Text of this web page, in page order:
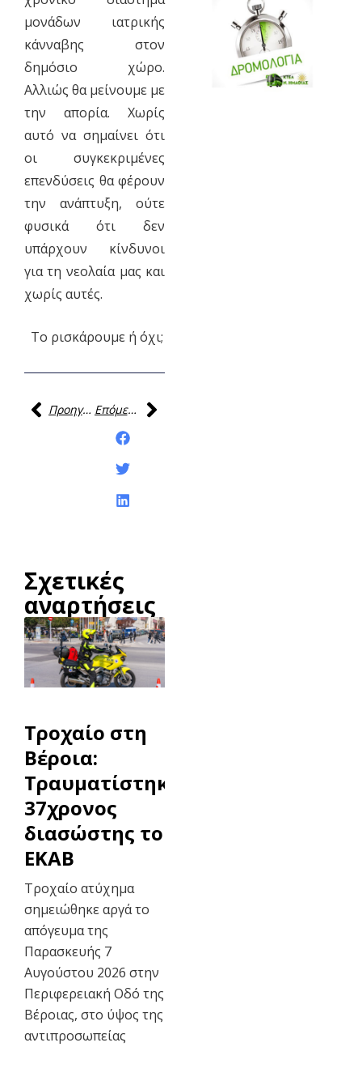
μονάδων ιατρικής
κάνναβης στον
δημόσιο χώρο.
Αλλιώς θα μείνουμε με
την απορία. Χωρίς
αυτό να σημαίνει ότι
οι συγκεκριμένες
επενδύσεις θα φέρουν
την ανάπτυξη, ούτε
φυσικά ότι δεν
υπάρχουν κίνδυνοι
για τη νεολαία μας και
χωρίς αυτές.
Το ρισκάρουμε ή όχι;
Προηγούμενη
Επόμενη
Σχετικές
αναρτήσεις
Τροχαίο στη
Βέροια:
Τραυματίστηκε
37χρονος
διασώστης του
ΕΚΑΒ
Τροχαίο ατύχημα
σημειώθηκε αργά το
απόγευμα της
Παρασκευής 7
Αυγούστου 2026 στην
Περιφερειακή Οδό της
Βέροιας, στο ύψος της
αντιπροσωπείας